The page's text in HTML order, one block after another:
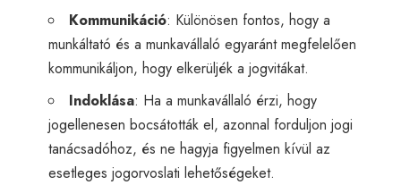
Kommunikáció: Különösen fontos, hogy a
munkáltató és a munkavállaló egyaránt megfelelően
kommunikáljon, hogy elkerüljék a jogvitákat.
Indoklása: Ha a munkavállaló érzi, hogy
jogellenesen bocsátották el, azonnal forduljon jogi
tanácsadóhoz, és ne hagyja figyelmen kívül az
esetleges jogorvoslati lehetőségeket.